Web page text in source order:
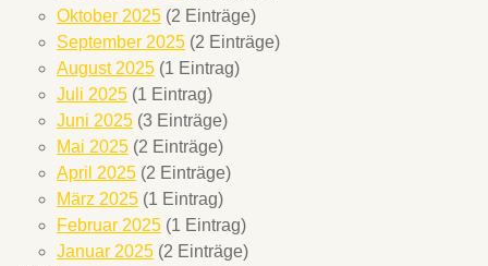
Oktober 2025 (2 Einträge)
September 2025 (2 Einträge)
August 2025 (1 Eintrag)
Juli 2025 (1 Eintrag)
Juni 2025 (3 Einträge)
Mai 2025 (2 Einträge)
April 2025 (2 Einträge)
März 2025 (1 Eintrag)
Februar 2025 (1 Eintrag)
Januar 2025 (2 Einträge)